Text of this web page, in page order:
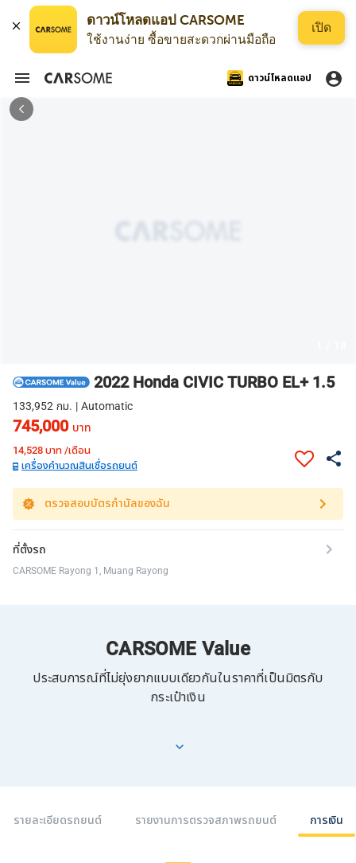
ดาวน์โหลดแอป CARSOME
ใช้งานง่าย ซื้อขายสะดวกผ่านมือถือ
เปิด
ดาวน์โหลดแอป
2022 Honda CIVIC TURBO EL+ 1.5
133,952 กม. | Automatic
745,000 บาท
14,528บาท /เดือน
เครื่องคำนวณสินเชื่อรถยนต์
ตรวจสอบบัตรกำนัลของฉัน
ที่ตั้งรถ
CARSOME Rayong 1, Muang Rayong
CARSOME Value
ประสบการณ์ที่ไม่ยุ่งยากแบบเดียวกันในราคาที่เป็นมิตรกับ
กระเป๋าเงิน
รายละเอียดรถยนต์ รายงานการตรวจสภาพรถยนต์ การเงิน